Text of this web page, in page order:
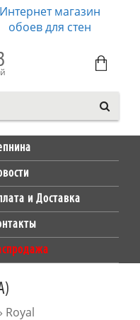
Интернет магазин
обоев для стен
и Доставка
Royal